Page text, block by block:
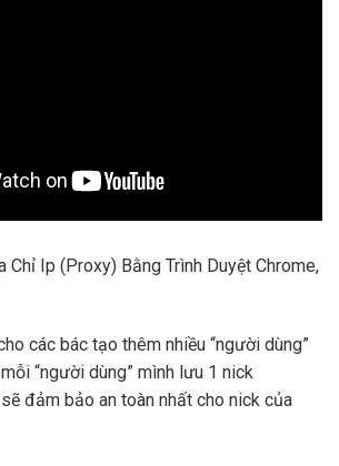
Ip (Proxy) Bằng Trình Duyệt Chrome,
các bác tạo thêm nhiều “người dùng”
“người dùng” mình lưu 1 nick
đảm bảo an toàn nhất cho nick của